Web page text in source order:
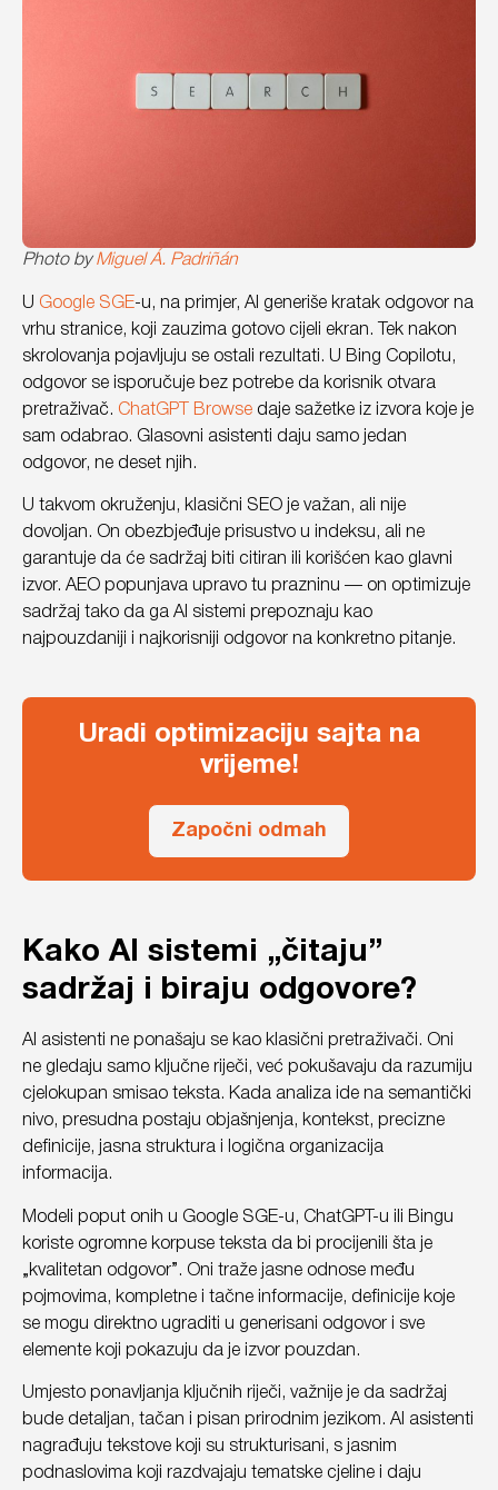
Photo by Miguel Á. Padriñán
U Google SGE-u, na primjer, AI generiše kratak odgovor na
vrhu stranice, koji zauzima gotovo cijeli ekran. Tek nakon
skrolovanja pojavljuju se ostali rezultati. U Bing Copilotu,
odgovor se isporučuje bez potrebe da korisnik otvara
pretraživač. ChatGPT Browse daje sažetke iz izvora koje je
sam odabrao. Glasovni asistenti daju samo jedan
odgovor, ne deset njih.
U takvom okruženju, klasični SEO je važan, ali nije
dovoljan. On obezbjeđuje prisustvo u indeksu, ali ne
garantuje da će sadržaj biti citiran ili korišćen kao glavni
izvor. AEO popunjava upravo tu prazninu — on optimizuje
sadržaj tako da ga AI sistemi prepoznaju kao
najpouzdaniji i najkorisniji odgovor na konkretno pitanje.
Uradi optimizaciju sajta na
vrijeme!
Započni odmah
Kako AI sistemi „čitaju”
sadržaj i biraju odgovore?
AI asistenti ne ponašaju se kao klasični pretraživači. Oni
ne gledaju samo ključne riječi, već pokušavaju da razumiju
cjelokupan smisao teksta. Kada analiza ide na semantički
nivo, presudna postaju objašnjenja, kontekst, precizne
definicije, jasna struktura i logična organizacija
informacija.
Modeli poput onih u Google SGE-u, ChatGPT-u ili Bingu
koriste ogromne korpuse teksta da bi procijenili šta je
„kvalitetan odgovor”. Oni traže jasne odnose među
pojmovima, kompletne i tačne informacije, definicije koje
se mogu direktno ugraditi u generisani odgovor i sve
elemente koji pokazuju da je izvor pouzdan.
Umjesto ponavljanja ključnih riječi, važnije je da sadržaj
bude detaljan, tačan i pisan prirodnim jezikom. AI asistenti
nagrađuju tekstove koji su strukturisani, s jasnim
podnaslovima koji razdvajaju tematske cjeline i daju